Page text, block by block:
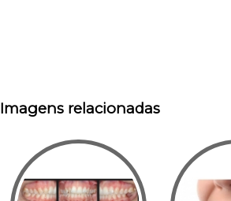
Imagens relacionadas